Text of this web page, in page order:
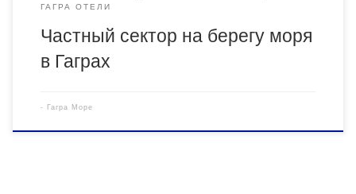
ГАГРА ОТЕЛИ
Частный сектор на берегу моря
в Гаграх
- Гагра Море